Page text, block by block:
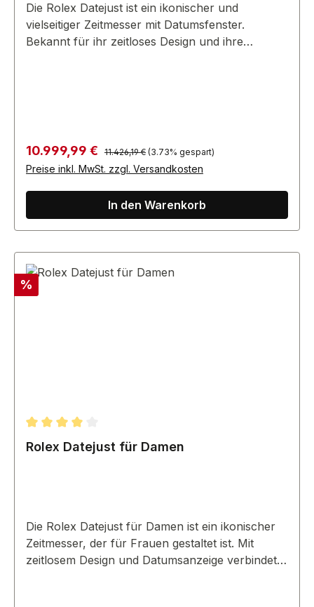
Die Rolex Datejust ist ein ikonischer und
vielseitiger Zeitmesser mit Datumsfenster.
Bekannt für ihr zeitloses Design und ihre
Verkaufspreis:
10.999,99 € Regulärer Preis:
11.426,19 € (3.73% gespart)
Preise inkl. MwSt. zzgl. Versandkosten
In den Warenkorb
Rabatt
%
Durchschnittliche Bewertung von 4 von 5 Sternen
Rolex Datejust für Damen
Die Rolex Datejust für Damen ist ein ikonischer
Zeitmesser, der für Frauen gestaltet ist. Mit
zeitlosem Design und Datumsanzeige verbindet